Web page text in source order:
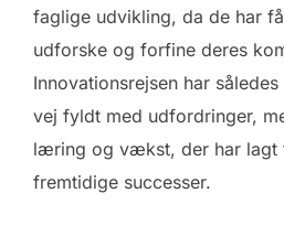
faglige udvikling, da de har
udforske og forfine deres
Innovationsrejsen har
vej fyldt med udfordringer,
læring og vækst, der har lagt
fremtidige successer.